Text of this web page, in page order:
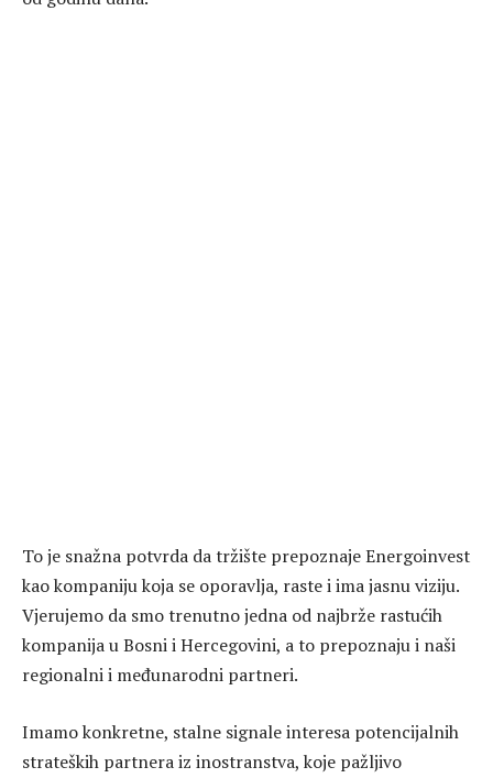
To je snažna potvrda da tržište prepoznaje Energoinvest
kao kompaniju koja se oporavlja, raste i ima jasnu viziju.
Vjerujemo da smo trenutno jedna od najbrže rastućih
kompanija u Bosni i Hercegovini, a to prepoznaju i naši
regionalni i međunarodni partneri.
Imamo konkretne, stalne signale interesa potencijalnih
strateških partnera iz inostranstva, koje pažljivo